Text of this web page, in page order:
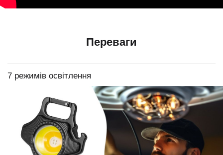
Переваги
7 режимів освітлення